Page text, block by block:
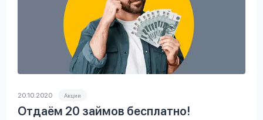
20.10.2020 Акции
Отдаём 20 займов бесплатно!